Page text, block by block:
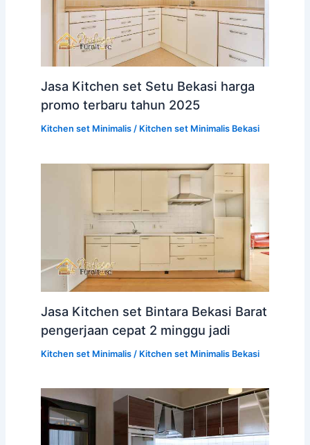
Jasa Kitchen set Setu Bekasi harga
promo terbaru tahun 2025
Kitchen set Minimalis/ Kitchen set Minimalis Bekasi
Jasa Kitchen set Bintara Bekasi Barat
pengerjaan cepat 2 minggu jadi
Kitchen set Minimalis/ Kitchen set Minimalis Bekasi